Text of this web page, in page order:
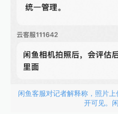
闲鱼客服对记者解释称，照片
开可见。